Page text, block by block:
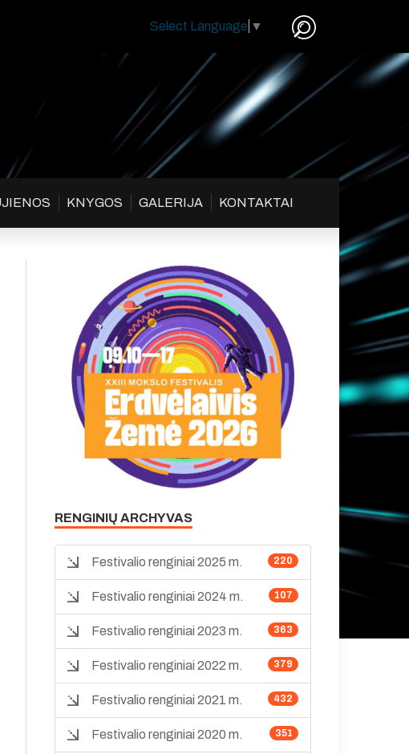
Select Language ▼
KNYGOS GALERIJA KONTAKTAI
RENGINIŲ ARCHYVAS
220
Festivalio renginiai 2025 m.
107
Festivalio renginiai 2024 m.
363
Festivalio renginiai 2023 m.
379
Festivalio renginiai 2022 m.
432
Festivalio renginiai 2021 m.
351
Festivalio renginiai 2020 m.